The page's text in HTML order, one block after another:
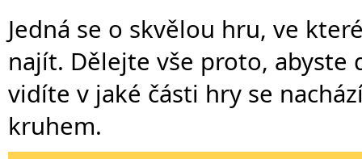
Jedná se o skvělou hru, ve
najít. Dělejte vše proto,
vidíte v jaké části hry se
kruhem.